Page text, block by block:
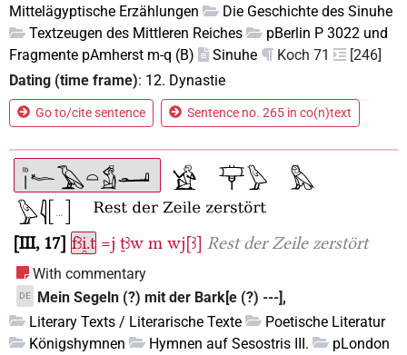
Mittelägyptische Erzählungen
Die Geschichte des Sinuhe
Textzeugen des Mittleren Reiches
pBerlin P 3022 und
Fragmente pAmherst m-q (B)
Sinuhe Koch 71
[246]
Dating (time frame): 12. Dynastie
Go to/cite sentence Sentence no. 265 in co(n)text
III, 17 fꜣi̯.t =j ṯꜣw m wj[ꜣ] Rest der Zeile zerstört
With commentary
DE
Mein Segeln (?) mit der Bark[e (?) ---],
Literary Texts / Literarische Texte
Poetische Literatur
Königshymnen
Hymnen auf Sesostris III.
pLondon